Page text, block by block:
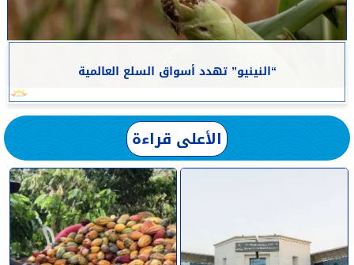
“النينيو” تهدد أسواق السلع العالمية
الأعلى قراءة